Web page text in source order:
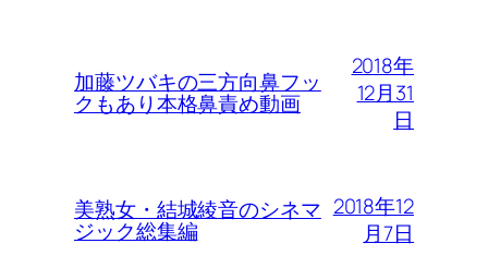
加藤ツバキの三方向鼻フッ
クもあり本格鼻責め動画
2018年
12月31
日
美熟女・結城綾音のシネマ
ジック総集編
2018年12
月7日